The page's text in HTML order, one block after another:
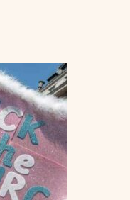
Le Génocide
Israélien
Les
De